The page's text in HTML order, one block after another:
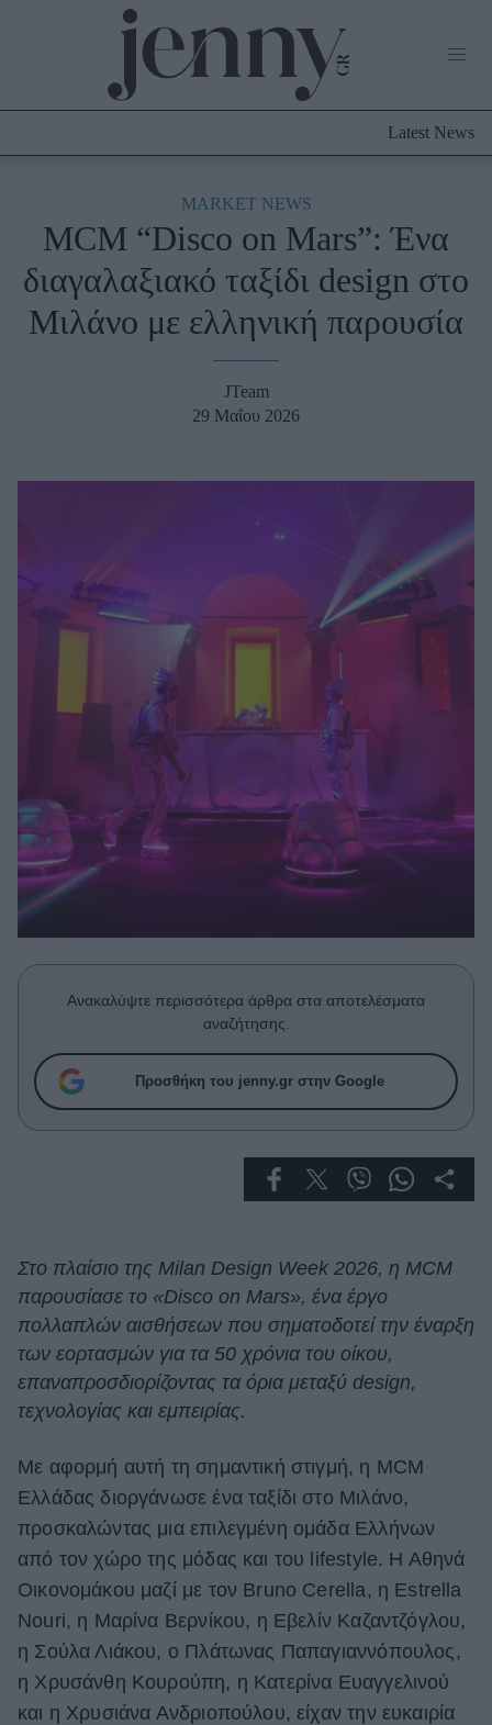
Culture
Fashion
Shopping
Styling Tips
Μαλλιά - Νύχια
Well being
Parenting
Working Girl
Real Women
Πρόσωπα
Celebrities
True Stories
Ask the Guru
Success Stories
Living
Deco
Cooking
Green
Αφιερώματα
ΒΟΞ
Χωρίς Ταμπέλες
Women's Forum
Latest News
MARKET NEWS
MCM “Disco on Mars”: Ένα
διαγαλαξιακό ταξίδι design στο
Μιλάνο με ελληνική παρουσία
JTeam
29 Μαΐου 2026
Ανακαλύψτε περισσότερα άρθρα στα αποτελέσματα
αναζήτησης.
Προσθήκη του jenny.gr στην Google
Στο πλαίσιο της Milan Design Week 2026, η MCM
παρουσίασε το «Disco on Mars», ένα έργο
πολλαπλών αισθήσεων που σηματοδοτεί την έναρξη
των εορτασμών για τα 50 χρόνια του οίκου,
επαναπροσδιορίζοντας τα όρια μεταξύ design,
τεχνολογίας και εμπειρίας.
Με αφορμή αυτή τη σημαντική στιγμή, η MCM
Ελλάδας διοργάνωσε ένα ταξίδι στο Μιλάνο,
προσκαλώντας μια επιλεγμένη ομάδα Ελλήνων
από τον χώρο της μόδας και του lifestyle. Η Αθηνά
Οικονομάκου μαζί με τον Bruno Cerella, η Estrella
Nouri, η Μαρίνα Βερνίκου, η Εβελίν Καζαντζόγλου,
η Σούλα Λιάκου, ο Πλάτωνας Παπαγιαννόπουλος,
η Χρυσάνθη Κουρούπη, η Κατερίνα Ευαγγελινού
και η Χρυσιάνα Ανδριοπούλου, είχαν την ευκαιρία